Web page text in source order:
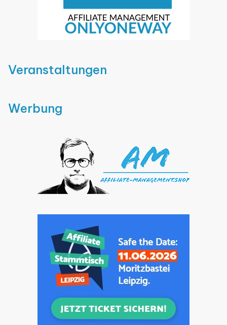
Veranstaltungen
Werbung